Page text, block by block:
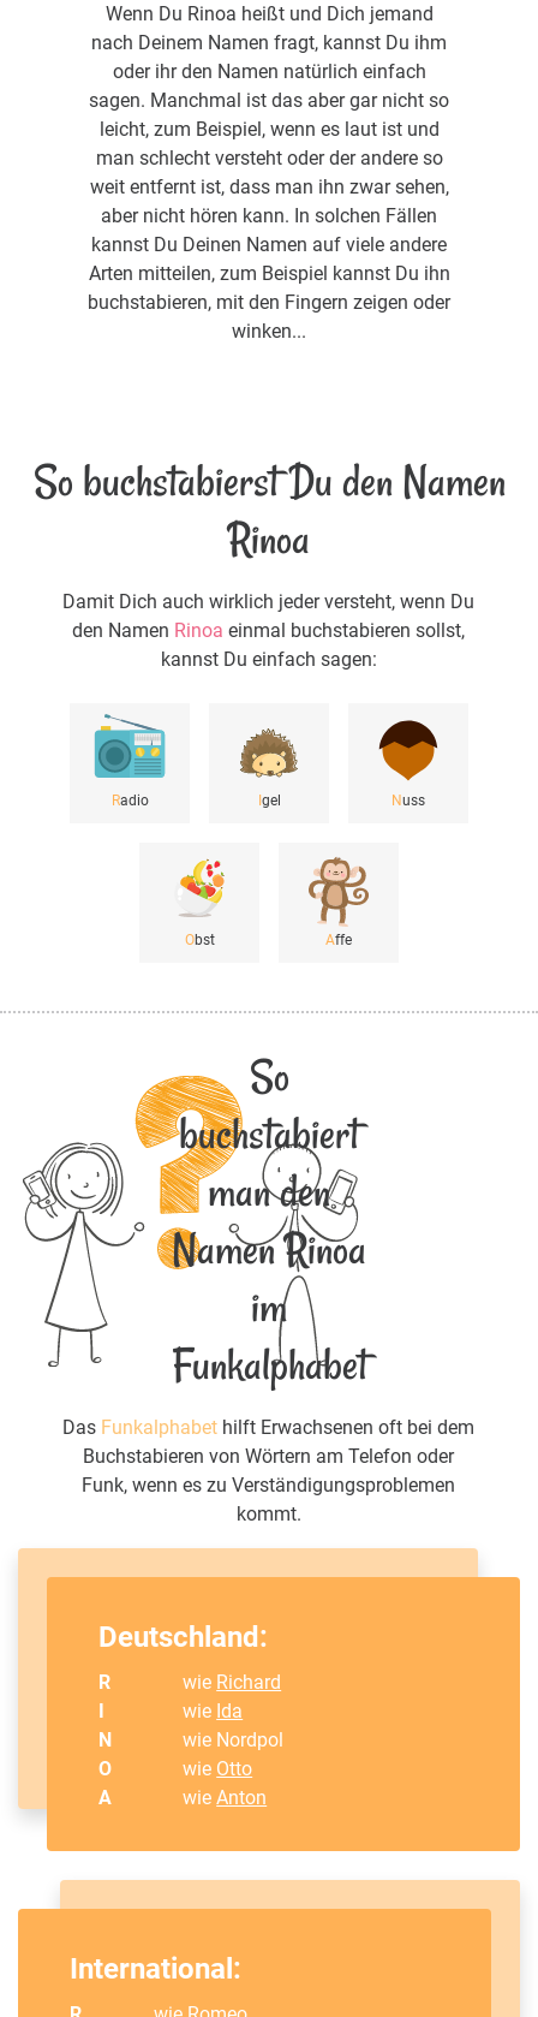
Wenn Du Rinoa heißt und Dich jemand
nach Deinem Namen fragt, kannst Du ihm
oder ihr den Namen natürlich einfach
sagen. Manchmal ist das aber gar nicht so
leicht, zum Beispiel, wenn es laut ist und
man schlecht versteht oder der andere so
weit entfernt ist, dass man ihn zwar sehen,
aber nicht hören kann. In solchen Fällen
kannst Du Deinen Namen auf viele andere
Arten mitteilen, zum Beispiel kannst Du ihn
buchstabieren, mit den Fingern zeigen oder
winken...
So buchstabierst Du den Namen
Rinoa
Damit Dich auch wirklich jeder versteht, wenn Du
den Namen Rinoa einmal buchstabieren sollst,
kannst Du einfach sagen:
Radio gel Nuss
Obst Affe
So
buchstabiert
man den
Namen Rinoa
im
Funkalphabet
Das Funkalphabet hilft Erwachsenen oft bei dem
Buchstabieren von Wörtern am Telefon oder
Funk, wenn es zu Verständigungsproblemen
kommt.
Deutschland:
R wie Richard
wie Ida
N
wie Nordpol
O
wie Otto
A
wieAnton
International: